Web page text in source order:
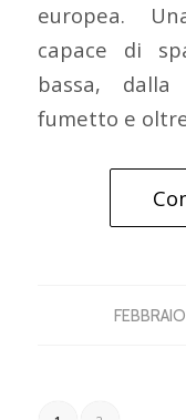
europea.
capace di
bassa,
fumetto e